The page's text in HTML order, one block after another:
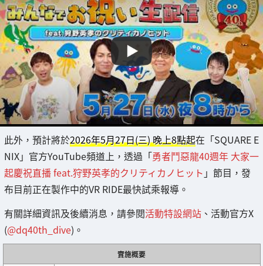
此外，預計將於2026年5月27日(三) 晚上8點起在「SQUARE E
NIX」官方YouTube頻道上，透過「勇者鬥惡龍40週年 大家一
起慶祝直播 feat.狩野英孝的クリティカノヒット 」節目，發
布目前正在製作中的VR RIDE最快試乘報導。
有關詳細資訊及後續消息，請參閱活動特設網站 、活動官方X
(@dq40th_dive)。
實施概要